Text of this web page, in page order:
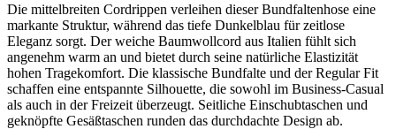
Die mittelbreiten Cordrippen verleihen dieser Bundfaltenhose eine
markante Struktur, während das tiefe Dunkelblau für zeitlose
Eleganz sorgt. Der weiche Baumwollcord aus Italien fühlt sich
angenehm warm an und bietet durch seine natürliche Elastizität
hohen Tragekomfort. Die klassische Bundfalte und der Regular Fit
schaffen eine entspannte Silhouette, die sowohl im Business-Casual
als auch in der Freizeit überzeugt. Seitliche Einschubtaschen und
geknöpfte Gesäßtaschen runden das durchdachte Design ab.